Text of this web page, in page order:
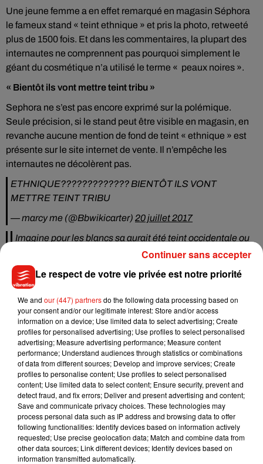
Une jeune femme a en effet remarqué en magasin Séphora
le fameux stand « teint ethnique » et pris la photo, retweeté
plus de 1500 fois. Et dans les commentaires, la plupart des
internautes ne comprennent pas pourquoi simplement le
géant du cosmétique n’a utilisé le terme « peaux noires ».
« Bientôt ils vont mettre teint tribu »
Sephora ne s’est pas encore exprimé sur la polémique.
Seule précision, si le stand peut être visible en magasin, en
revanche aucune mention de fond de teint « ethnique » est
présente sur le site internet de vente. Il n’empêche les
internautes ne décolèrent pas.
ETHNIQUE????????????? BIENTÔT ILS VONT
METTRE TEINT TRIBU
— marcy me (@Bbwikicarter) 20 juillet 2017
Imagine pour les blancs sa aurait été teint occidentale ou
teint "marie antoinette" .. Franchement...
— Koudjidja (@ThWeirdLegs)20 juillet 2017
Ce n’est pas la première fois que Sephora est taxé de
racisme. L’an dernier déjà le hashtag #SephoraSoWhite
avait agité Twitter. La chaîne de cosmétique avait en effet
commercialisé en France un fond de teint en seulement huit
teintes, toutes pour peaux blanches, alors qu’initialement, il
en comptait 24.
Sinon on peut aussi faire comme Alicia Keys, la chanteuse
adepte du « no make-up » qui vient récemment d’adopter
une coupe de cheveux très colorée.
Le respect de votre vie privée est notre priorité
We and our (447) partnersdo the following data processing based on
your consent and/or our legitimate interest: Store and/or access
information on a device; Use limited data to select advertising; Create
profiles for personalised advertising; Use profiles to select personalised
advertising; Measure advertising performance; Measure content
performance; Understand audiences through statistics or combinations
of data from different sources; Develop and improve services; Create
profiles to personalise content; Use profiles to select personalised
content; Use limited data to select content; Ensure security, prevent and
detect fraud, and fix errors; Deliver and present advertising and content;
Save and communicate privacy choices. These technologies may
process personal data such as IP address and browsing data to offer
following functionalities: Identify devices based on information actively
requested; Use precise geolocation data; Match and combine data from
other data sources; Link different devices; Identify devices based on
information transmitted automatically.
Continuer sans accepter